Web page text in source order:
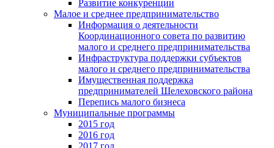
Развитие конкуренции
Малое и среднее предпринимательство
Информация о деятельности
Координационного совета по развитию
малого и среднего предпринимательства
Инфраструктура поддержки субъектов
малого и среднего предпринимательства
Имущественная поддержка
предпринимателей Шелеховского района
Перепись малого бизнеса
Муниципальные программы
2015 год
2016 год
2017 год